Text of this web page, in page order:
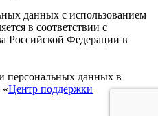
данных с использованием
в соответствии с
Российской Федерации в
персональных данных в
«Центр поддержки